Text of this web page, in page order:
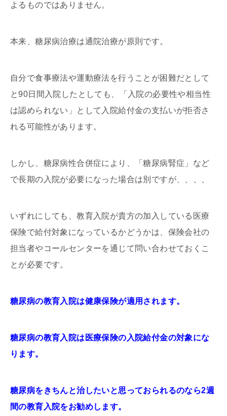
よるものではありません。
本来、糖尿病治療は通院治療が原則です。
自分で食事療法や運動療法を行うことが困難だとして
と90日間入院したとしても、「入院の必要性や相当性
は認められない」として入院給付金の支払いが拒否さ
れる可能性があります。
しかし、糖尿病性合併症により、「糖尿病腎症」など
で長期の入院が必要になった場合は別ですが、、、、
いずれにしても、教育入院が貴方の加入している医療
保険で給付対象になっているかどうかは、保険会社の
担当者やコールセンターを通じて問い合わせておくこ
とが必要です。
糖尿病の教育入院は健康保険が適用されます。
糖尿病の教育入院は医療保険の入院給付金の対象にな
ります。
糖尿病をきちんと治したいと思っておられるのなら2週
間の教育入院をお勧めします。